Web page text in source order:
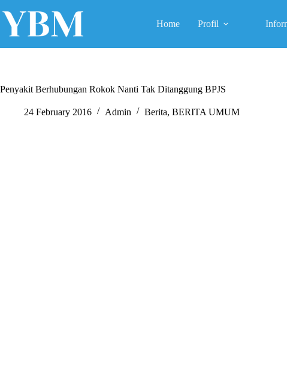
to
content
Home Profil
Penyakit Berhubungan Rokok Nanti Tak Ditanggung BPJS
24 February 2016 Admin Berita, BERITA UMUM